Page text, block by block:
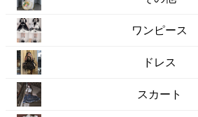
ワンピース
ドレス
スカート